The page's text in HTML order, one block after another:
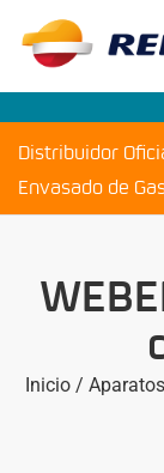
Distribuidor
Envasado de
Inicio/